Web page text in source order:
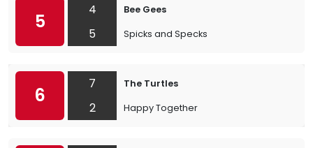
5
4
5
Bee Gees
Spicks and Specks
6
7
2
The Turtles
Happy Together